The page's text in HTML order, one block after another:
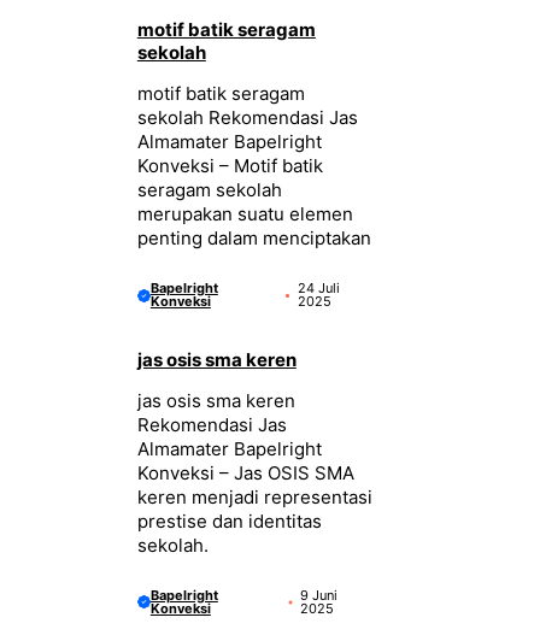
motif batik seragam
sekolah
motif batik seragam
sekolah Rekomendasi Jas
Almamater Bapelright
Konveksi – Motif batik
seragam sekolah
merupakan suatu elemen
penting dalam menciptakan
Bapelright
Konveksi
24 Juli
2025
jas osis sma keren
jas osis sma keren
Rekomendasi Jas
Almamater Bapelright
Konveksi – Jas OSIS SMA
keren menjadi representasi
prestise dan identitas
sekolah.
Bapelright
Konveksi
9 Juni
2025